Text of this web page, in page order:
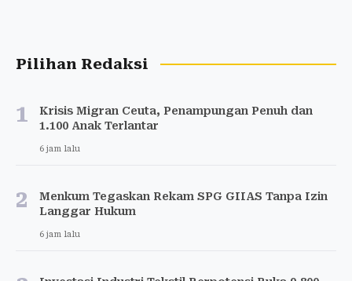
Pilihan Redaksi
1
Krisis Migran Ceuta, Penampungan Penuh dan
1.100 Anak Terlantar
6 jam lalu
2
Menkum Tegaskan Rekam SPG GIIAS Tanpa Izin
Langgar Hukum
6 jam lalu